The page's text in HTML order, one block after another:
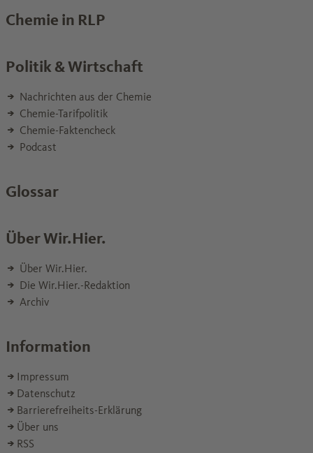
Chemie in RLP
Politik & Wirtschaft
Nachrichten aus der Chemie
Chemie-Tarifpolitik
Chemie-Faktencheck
Podcast
Glossar
Über Wir.Hier.
Über Wir.Hier.
Die Wir.Hier.-Redaktion
Archiv
Information
Impressum
Datenschutz
Barrierefreiheits-Erklärung
Über uns
RSS